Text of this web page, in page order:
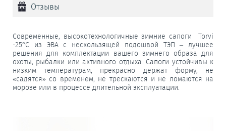
Отзывы
Современные, высокотехнологичные зимние сапоги Torvi
-25°С из ЭВА с нескользящей подошвой ТЭП – лучшее
решения для комплектации вашего зимнего образа для
охоты, рыбалки или активного отдыха. Сапоги устойчивы к
низким температурам, прекрасно держат форму, не
«садятся» со временем, не трескаются и не ломаются на
морозе или в процессе длительной эксплуатации.